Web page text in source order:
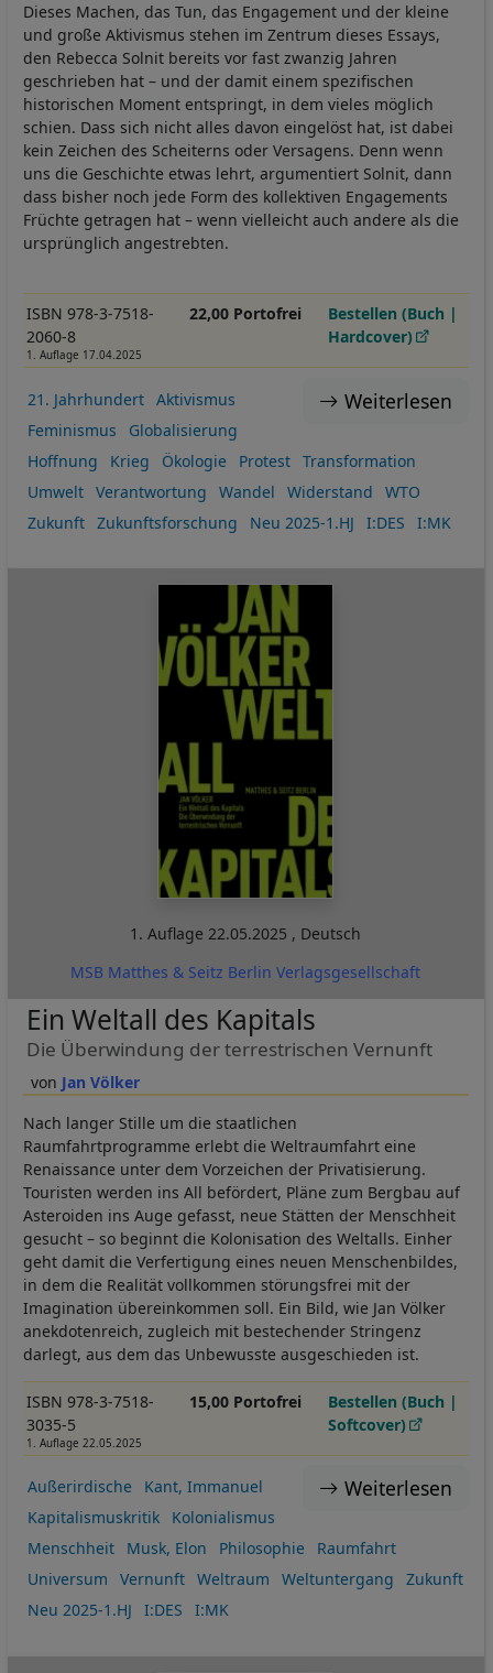
Dieses Machen, das Tun, das Engagement und der kleine
und große Aktivismus stehen im Zentrum dieses Essays,
den Rebecca Solnit bereits vor fast zwanzig Jahren
geschrieben hat – und der damit einem spezifischen
historischen Moment entspringt, in dem vieles möglich
schien. Dass sich nicht alles davon eingelöst hat, ist dabei
kein Zeichen des Scheiterns oder Versagens. Denn wenn
uns die Geschichte etwas lehrt, argumentiert Solnit, dann
dass bisher noch jede Form des kollektiven Engagements
Früchte getragen hat – wenn vielleicht auch andere als die
ursprünglich angestrebten.
ISBN 978-3-7518-
2060-8
1. Auflage 17.04.2025
22,00 Portofrei
Bestellen (Buch |
Hardcover)
Weiterlesen
21. Jahrhundert
Aktivismus
Feminismus
Globalisierung
Hoffnung
Krieg Ökologie Protest
Transformation
Umwelt
Verantwortung Wandel Widerstand
WTO
Zukunft
Zukunftsforschung Neu 2025-1.HJ I:DES I:MK
1. Auflage 22.05.2025 , Deutsch
MSB Matthes & Seitz Berlin Verlagsgesellschaft
Jan Völker
Ein Weltall des Kapitals
Die Überwindung der terrestrischen Vernunft
Nach langer Stille um die staatlichen
Raumfahrtprogramme erlebt die Weltraumfahrt eine
Renaissance unter dem Vorzeichen der Privatisierung.
Touristen werden ins All befördert, Pläne zum Bergbau auf
Asteroiden ins Auge gefasst, neue Stätten der Menschheit
gesucht – so beginnt die Kolonisation des Weltalls. Einher
geht damit die Verfertigung eines neuen Menschenbildes,
in dem die Realität vollkommen störungsfrei mit der
Imagination übereinkommen soll. Ein Bild, wie Jan Völker
anekdotenreich, zugleich mit bestechender Stringenz
darlegt, aus dem das Unbewusste ausgeschieden ist.
ISBN 978-3-7518-
3035-5
1. Auflage 22.05.2025
15,00 Portofrei
Bestellen (Buch |
Softcover)
Weiterlesen
Außerirdische
Kant, Immanuel
Kapitalismuskritik
Kolonialismus
Menschheit
Musk, Elon Philosophie
Raumfahrt
Universum
Vernunft Weltraum Weltuntergang
Zukunft
Neu 2025-1.HJ
I:DES I:MK